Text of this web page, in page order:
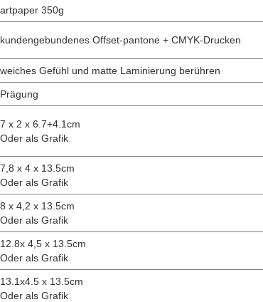
artpaper 350g
kundengebundenes Offset-pantone + CMYK-Drucken
weiches Gefühl und matte Laminierung berühren
Prägung
7 x 2 x 6.7+4.1cm
Oder als Grafik
7,8 x 4 x 13.5cm
Oder als Grafik
8 x 4,2 x 13.5cm
Oder als Grafik
12.8x 4,5 x 13.5cm
Oder als Grafik
13.1x4.5 x 13.5cm
Oder als Grafik